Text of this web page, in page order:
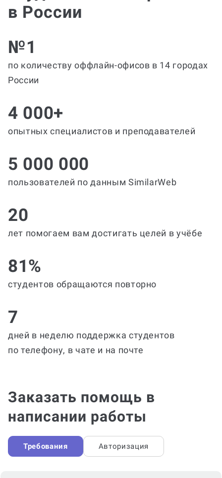
в России
№1
по количеству оффлайн-офисов в 14 городах
России
4 000+
опытных специалистов и преподавателей
5 000 000
пользователей по данным SimilarWeb
20
лет помогаем вам достигать целей в учёбе
81%
студентов обращаются повторно
7
дней в неделю поддержка студентов
по телефону, в чате и на почте
Заказать помощь в
написании работы
Требования Авторизация